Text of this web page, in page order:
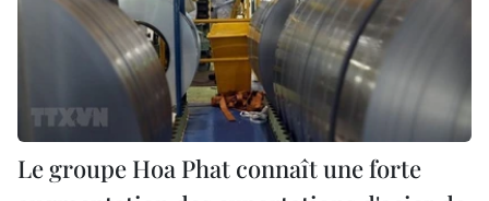
Le groupe Hoa Phat connaît une forte